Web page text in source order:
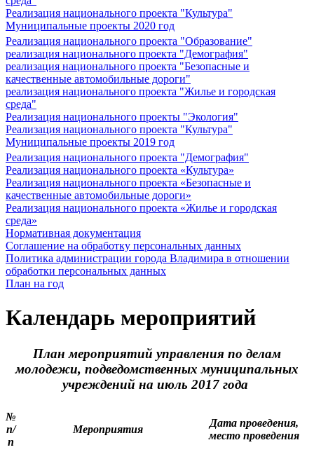
Реализация национального проекта "Культура"
Муниципальные проекты 2020 год
Реализация национального проекта "Образование"
реализация национального проекта "Демография"
реализация национального проекта "Безопасные и
качественные автомобильные дороги"
реализация национального проекта "Жилье и городская
среда"
Реализация национального проекты "Экология"
Реализация национального проекта "Культура"
Муниципальные проекты 2019 год
Реализация национального проекта "Демография"
Реализация национального проекта «Культура»
Реализация национального проекта «Безопасные и
качественные автомобильные дороги»
Реализация национального проекта «Жилье и городская
среда»
Нормативная документация
Соглашение на обработку персональных данных
Политика администрации города Владимира в отношении
обработки персональных данных
План на год
Календарь мероприятий
План мероприятий управления по делам
молодежи, подведомственных муниципальных
учреждений на июль 2017 года
№
п/
п
Мероприятия
Дата проведения,
место проведения